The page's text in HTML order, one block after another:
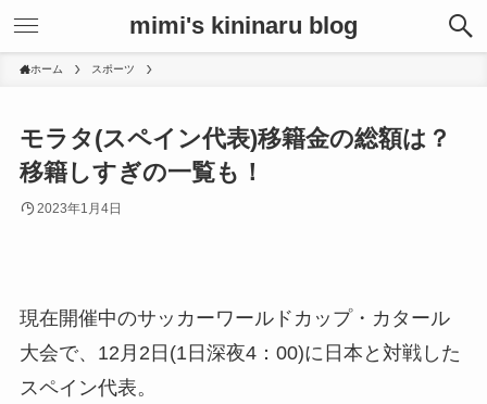
mimi's kininaru blog
ホーム スポーツ
モラタ(スペイン代表)移籍金の総額は？
移籍しすぎの一覧も！
2023年1月4日
現在開催中のサッカーワールドカップ・カタール
大会で、12月2日(1日深夜4：00)に日本と対戦した
スペイン代表。